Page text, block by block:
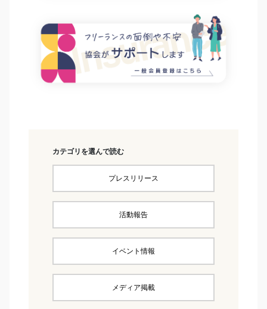
カテゴリを選んで読む
プレスリリース
活動報告
イベント情報
メディア掲載